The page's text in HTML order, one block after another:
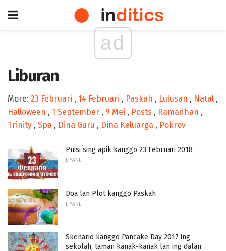
ad
Liburan
More: 23 Februari , 14 Februari , Paskah , Lulusan , Natal ,
Halloween , 1 September , 9 Mei , Posts , Ramadhan ,
Trinity , Spa , Dina Guru , Dina Keluarga , Pokrov
Puisi sing apik kanggo 23 Februari 2018
LIYANE
Doa lan Plot kanggo Paskah
LIYANE
Skenario kanggo Pancake Day 2017 ing
sekolah, taman kanak-kanak lan ing dalan